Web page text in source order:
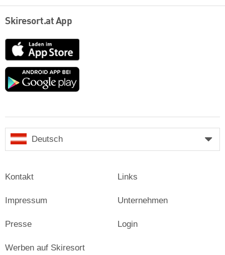
Skiresort.at App
App
Store
Google
Deutsch
Kontakt
Impressum
Presse
Links
Unternehmen
Login
Werben auf Skiresort